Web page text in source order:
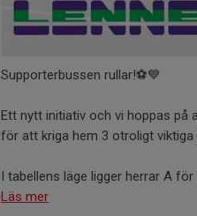
Supporterbussen rullar!⚽️💙
Ett nytt initiativ och vi hoppas på
för att kriga hem 3 otroligt viktiga
I tabellens läge ligger herrar A
Läs mer